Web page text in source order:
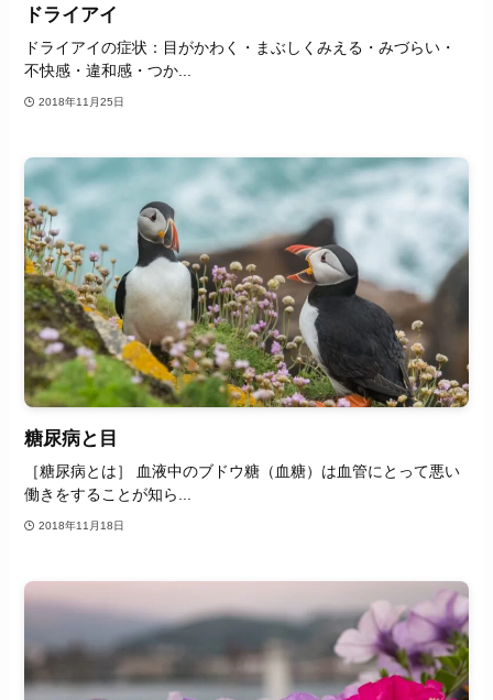
ドライアイ
ドライアイの症状：目がかわく・まぶしくみえる・みづらい・
不快感・違和感・つか...
2018年11月25日
糖尿病と目
［糖尿病とは］ 血液中のブドウ糖（血糖）は血管にとって悪い
働きをすることが知ら...
2018年11月18日